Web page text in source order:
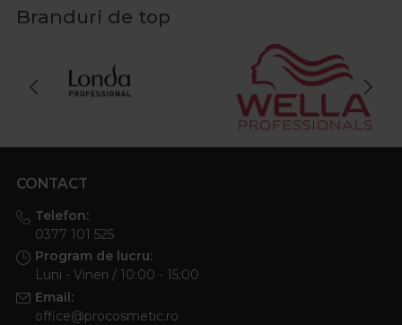
Branduri de top
CONTACT
Telefon:
0377 101 525
Program de lucru:
Luni - Vineri / 10:00 - 15:00
Email:
office@procosmetic.ro